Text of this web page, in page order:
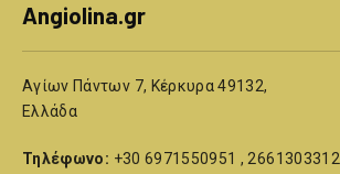
Angiolina.gr
Αγίων Πάντων 7, Κέρκυρα 49132,
Ελλάδα
Τηλέφωνο: +30 6971550951 , 2661303312